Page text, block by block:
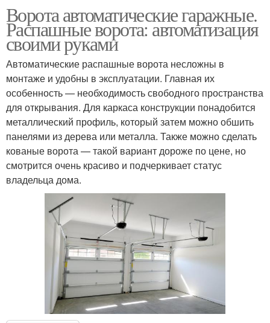
Ворота автоматические гаражные.
Распашные ворота: автоматизация
своими руками
Автоматические распашные ворота несложны в
монтаже и удобны в эксплуатации. Главная их
особенность — необходимость свободного пространства
для открывания. Для каркаса конструкции понадобится
металлический профиль, который затем можно обшить
панелями из дерева или металла. Также можно сделать
кованые ворота — такой вариант дороже по цене, но
смотрится очень красиво и подчеркивает статус
владельца дома.